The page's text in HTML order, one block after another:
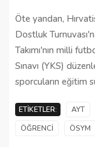
Öte yandan,
Dostluk
Takımı'nın milli
Sınavı (YKS)
sporcuların eğitim
ETIKETLER: AYT
ÖĞRENCI
ÖSYM